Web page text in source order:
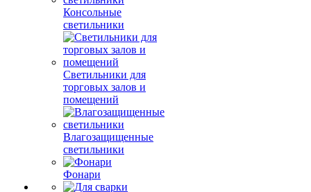
Консольные
светильники
Светильники для
торговых залов и
помещений
Влагозащищенные
светильники
Фонари